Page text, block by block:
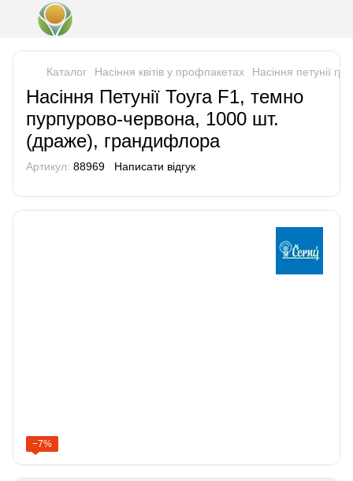
Каталог Насіння квітів у профпакетах Насіння петунії
Насіння Петунії Тоуга F1, темно
пурпурово-червона, 1000 шт.
(драже), грандифлора
Артикул: 88969 Написати відгук
−7%